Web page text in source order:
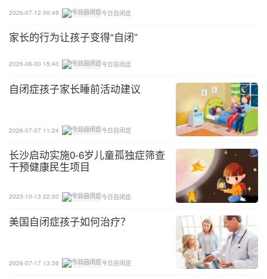
2026-07-12 00:49 今日自闭症
家长的行为让孩子变得“自闭”
2026-06-30 15:40 今日自闭症
自闭症孩子家长睡前活动建议
2026-07-07 11:24 今日自闭症
长沙启动实施0-6岁儿童孤独症筛查
干预健康民生项目
2023-10-13 22:00 今日自闭症
美国自闭症孩子如何治疗？
2026-07-17 13:36 今日自闭症